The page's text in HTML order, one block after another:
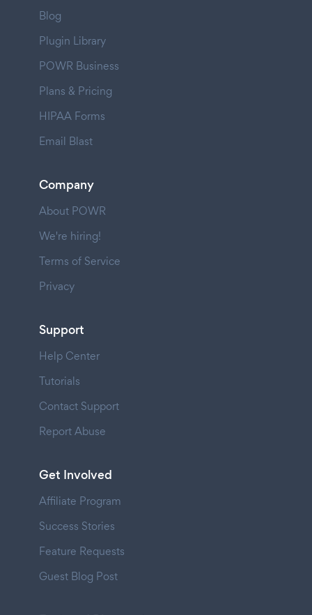
Blog
Plugin Library
POWR Business
Plans & Pricing
HIPAA Forms
Email Blast
Company
About POWR
We're hiring!
Terms of Service
Privacy
Support
Help Center
Tutorials
Contact Support
Report Abuse
Get Involved
Affiliate Program
Success Stories
Feature Requests
Guest Blog Post